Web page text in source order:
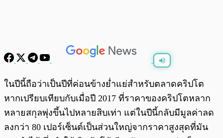
พร้อมเล่น / 0:00
ในปีนี้ถือว่าเป็นปีที่ค่อนข้างย่ำแย่สำหรับตลาดคริปโต
หากเปรียบเทียบกับเมื่อปี 2017 ที่ราคาของคริปโตหลาก
หลายสกุลพุ่งขึ้นไปหลายสิบเท่า แต่ในปีนี้กลับมีมูลค่าลด
ลงกว่า 80 เปอร์เซ็นต์เป็นส่วนใหญ่จากราคาสูงสุดที่มัน